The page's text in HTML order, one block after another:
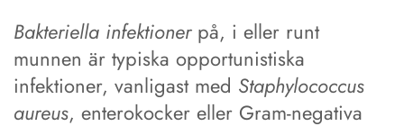
Bakteriella infektionerpå, i eller runt
munnen är typiska opportunistiska
infektioner, vanligast med Staphylococcus
aureus, enterokocker eller Gram-negativa